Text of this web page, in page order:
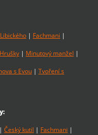
| Fachmani |
| Minutový manžel |
s Evou | Tvoření s
| Český kutil | Fachmani |